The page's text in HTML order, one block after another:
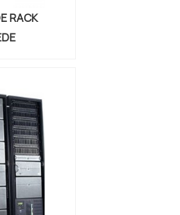
RACK